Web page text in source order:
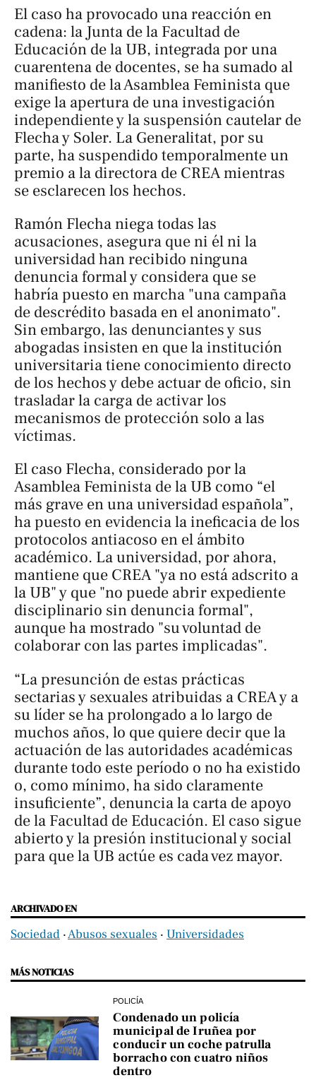
El caso ha provocado una reacción en
cadena: la Junta de la Facultad de
Educación de la UB, integrada por una
cuarentena de docentes, se ha sumado al
manifiesto de la Asamblea Feminista que
exige la apertura de una investigación
independiente y la suspensión cautelar de
Flecha y Soler. La Generalitat, por su
parte, ha suspendido temporalmente un
premio a la directora de CREA mientras
se esclarecen los hechos.
Ramón Flecha niega todas las
acusaciones, asegura que ni él ni la
universidad han recibido ninguna
denuncia formal y considera que se
habría puesto en marcha "una campaña
de descrédito basada en el anonimato".
Sin embargo, las denunciantes y sus
abogadas insisten en que la institución
universitaria tiene conocimiento directo
de los hechos y debe actuar de oficio, sin
trasladar la carga de activar los
mecanismos de protección solo a las
víctimas.
El caso Flecha, considerado por la
Asamblea Feminista de la UB como “el
más grave en una universidad española”,
ha puesto en evidencia la ineficacia de los
protocolos antiacoso en el ámbito
académico. La universidad, por ahora,
mantiene que CREA "ya no está adscrito a
la UB" y que "no puede abrir expediente
disciplinario sin denuncia formal",
aunque ha mostrado "su voluntad de
colaborar con las partes implicadas".
“La presunción de estas prácticas
sectarias y sexuales atribuidas a CREA y a
su líder se ha prolongado a lo largo de
muchos años, lo que quiere decir que la
actuación de las autoridades académicas
durante todo este período o no ha existido
o, como mínimo, ha sido claramente
insuficiente”, denuncia la carta de apoyo
de la Facultad de Educación. El caso sigue
abierto y la presión institucional y social
para que la UB actúe es cada vez mayor.
ARCHIVADO EN
Sociedad ‧Abusos sexuales ‧ Universidades
MÁS NOTICIAS
POLICÍA
Condenado un policía
municipal de Iruñea por
conducir un coche patrulla
borracho con cuatro niños
dentro